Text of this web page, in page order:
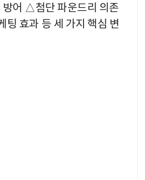
방어 △첨단 파운드리 의존
팅 효과 등 세 가지 핵심 변